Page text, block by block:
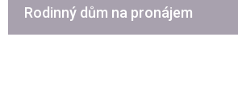
Rodinný dům na pronájem